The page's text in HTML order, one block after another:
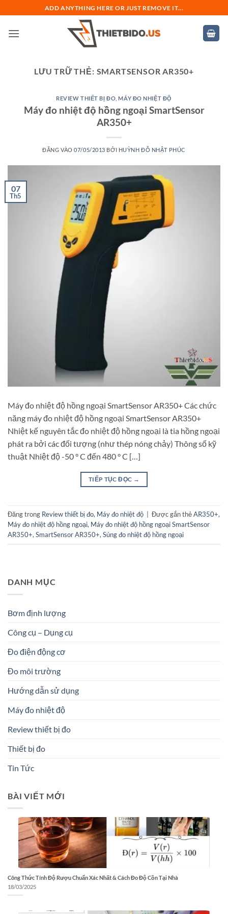
qua
nội
ADD ANYTHING HERE OR JUST REMOVE IT...
LƯU TRỮ THẺ: SMARTSENSOR AR350+
REVIEW THIẾT BỊ ĐO ,MÁY ĐO NHIỆT ĐỘ
Máy đo nhiệt độ hồng ngoại SmartSensor
AR350+
ĐĂNG VÀO07/05/2013 BỞI HUỲNH ĐỖ NHẬT PHÚC
07
Th5
Máy đo nhiệt độ hồng ngoại SmartSensor AR350+ Các chức
năng máy đo nhiệt độ hồng ngoại SmartSensor AR350+
Nhiệt kế nguyên tắc đo nhiệt độ hồng ngoại là tia hồng ngoại
phát ra bởi các đối tượng (như thép nóng chảy) Thông số kỹ
thuật Nhiệt độ -50 ° C đến 480 ° C […]
TIẾP TỤC ĐỌC →
Đăng trong Review thiết bị đo, Máy đo nhiệt độ Được gắn thẻAR350+,
Máy đo nhiệt độ hồng ngoại, Máy đo nhiệt độ hồng ngoại SmartSensor
AR350+,SmartSensor AR350+,Súng đo nhiệt độ hồng ngoại
DANH MỤC
Bơm định lượng
Công cụ – Dụng cụ
Đo điện động cơ
Đo môi trường
Hướng dẫn sử dụng
Máy đo nhiệt độ
Review thiết bị đo
Thiết bị đo
Tin Tức
BÀI VIẾT MỚI
Công Thức Tính Độ Rượu Chuẩn Xác Nhất & Cách Đo Độ Cồn Tại Nhà
18/03/2025